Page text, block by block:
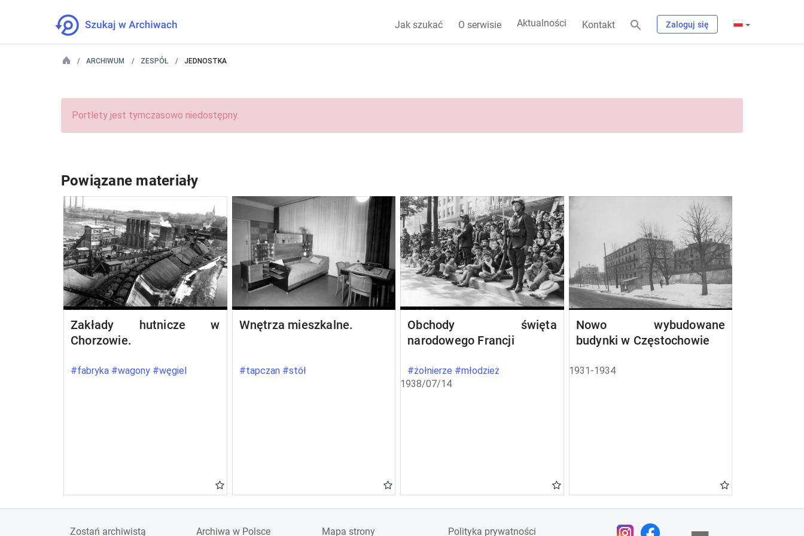
Jak szukać O serwisie Aktualności Kontakt Zaloguj się
ARCHIWUM ZESPÓŁ JEDNOSTKA
Portlety jest tymczasowo niedostępny.
Powiązane materiały
Zakłady hutnicze w
Chorzowie.
#fabryka #wagony #węgiel
Wnętrza mieszkalne.
#tapczan #stół
Obchody święta
narodowego Francji
#żołnierze #młodzież
1938/07/14
Nowo wybudowane
budynki w Częstochowie
1931-1934
Zostań archiwistą Archiwa w Polsce Mapa strony Polityka prywatności